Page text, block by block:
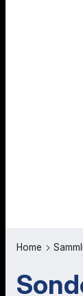
Home